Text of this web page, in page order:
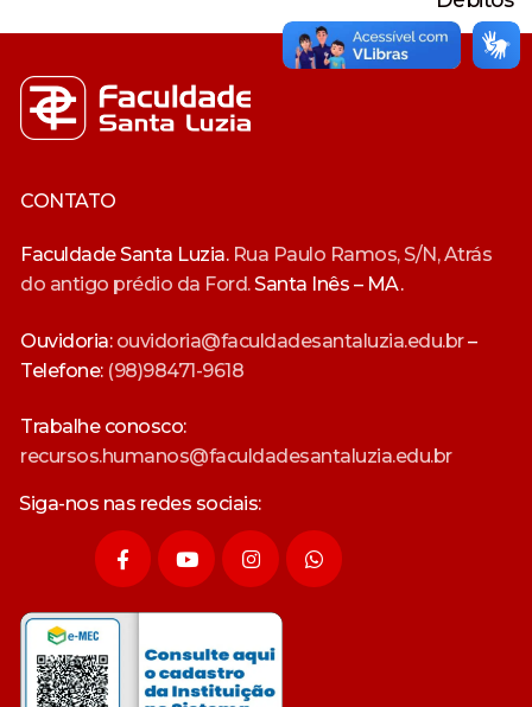
Acompanhamento dos Egressos
Escola Técnica
Pesquisa
CONTATO
Faculdade Santa Luzia. Rua Paulo Ramos, S/N, Atrás
do antigo prédio da Ford.Santa Inês – MA.
Ouvidoria: ouvidoria@faculdadesantaluzia.edu.br–
Telefone: (98)98471-9618
Trabalhe conosco:
recursos.humanos@faculdadesantaluzia.edu.br
Siga-nos nas redes sociais: